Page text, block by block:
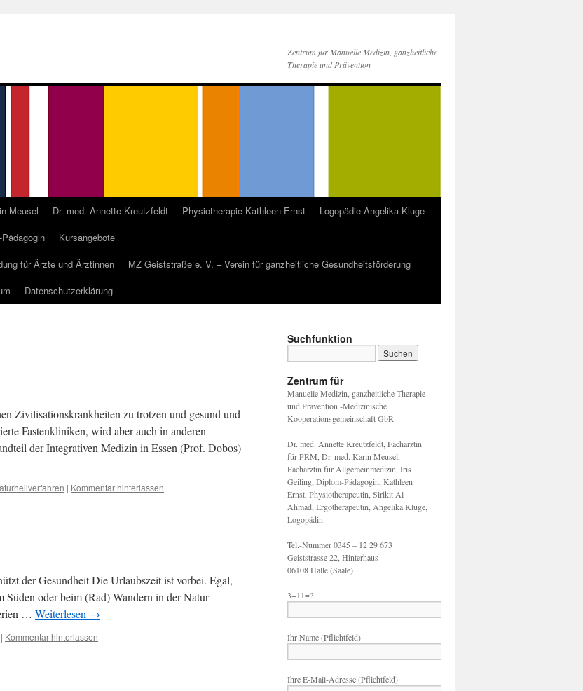
Zentrum für Manuelle Medizin, ganzheitliche
Therapie und Prävention
Meusel Dr. med. Annette Kreutzfeldt Physiotherapie Kathleen Ernst
Logopädie Angelika Kluge
Kursangebote
für Ärzte und Ärztinnen
MZ Geiststraße e. V. – Verein für ganzheitliche Gesundheitsförderung
Datenschutzerklärung
Zivilisationskrankheiten zu trotzen und gesund und
Fastenkliniken, wird aber auch in anderen
der Integrativen Medizin in Essen (Prof. Dobos)
| Kommentar hinterlassen
der Gesundheit Die Urlaubszeit ist vorbei. Egal,
oder beim (Rad) Wandern in der Natur
… Weiterlesen →
| Kommentar hinterlassen
Suchfunktion
Zentrum für
Manuelle Medizin, ganzheitliche Therapie
und Prävention -Medizinische
Kooperationsgemeinschaft GbR
Dr. med. Annette Kreutzfeldt, Fachärztin
für PRM, Dr. med. Karin Meusel,
Fachärztin für Allgemeinmedizin, Iris
Geiling, Diplom-Pädagogin, Kathleen
Ernst, Physiotherapeutin, Sirikit Al
Ahmad, Ergotherapeutin, Angelika Kluge,
Logopädin
Tel.-Nummer 0345 – 12 29 673
Geiststrasse 22, Hinterhaus
06108 Halle (Saale)
3+11=?
Ihr Name (Pflichtfeld)
Ihre E-Mail-Adresse (Pflichtfeld)